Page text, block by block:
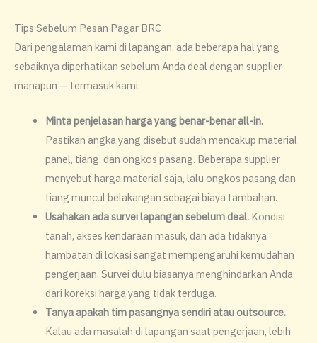
Tips Sebelum Pesan Pagar BRC
Dari pengalaman kami di lapangan, ada beberapa hal yang
sebaiknya diperhatikan sebelum Anda deal dengan supplier
manapun — termasuk kami:
Minta penjelasan harga yang benar-benar all-in.
Pastikan angka yang disebut sudah mencakup material
panel, tiang, dan ongkos pasang. Beberapa supplier
menyebut harga material saja, lalu ongkos pasang dan
tiang muncul belakangan sebagai biaya tambahan.
Usahakan ada survei lapangan sebelum deal.Kondisi
tanah, akses kendaraan masuk, dan ada tidaknya
hambatan di lokasi sangat mempengaruhi kemudahan
pengerjaan. Survei dulu biasanya menghindarkan Anda
dari koreksi harga yang tidak terduga.
Tanya apakah tim pasangnya sendiri atau outsource.
Kalau ada masalah di lapangan saat pengerjaan, lebih